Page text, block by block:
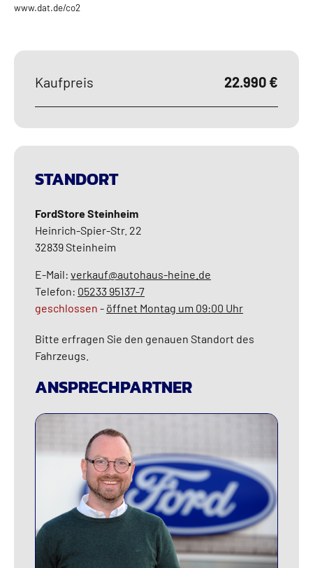
www.dat.de/co2
Kaufpreis 22.990 €
STANDORT
FordStore Steinheim
Heinrich-Spier-Str. 22
32839Steinheim
E-Mail: verkauf@autohaus-heine.de
Telefon: 05233 95137-7
geschlossen - öffnet Montag um 09:00 Uhr
Bitte erfragen Sie den genauen Standort des
Fahrzeugs.
ANSPRECHPARTNER